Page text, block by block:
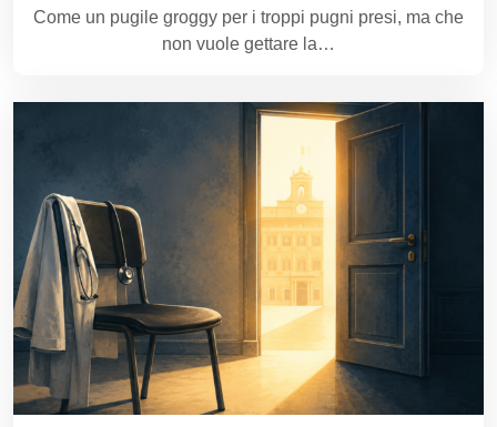
Come un pugile groggy per i troppi pugni presi, ma che
non vuole gettare la…